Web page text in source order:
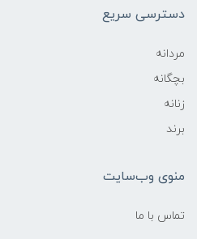
دسترسی سریع
مردانه
بچگانه
زنانه
برند
منوی وب‌سایت
تماس با ما